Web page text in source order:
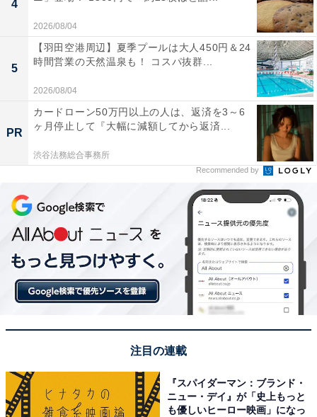
4
2026/08/04
5
【羽田空港周辺】夏季プールは大人450円＆24
時間営業の天然温泉も！ コスパ抜群...
2026/08/04
PR
カードローン50万円以上の人は、返済を3～6
ヶ月停止して『大幅に減額してから返済...
渋谷法務総合事務所
Recommended by
注目の連載
『スパイダーマン：ブランド・
ニュー・デイ』が「史上もっと
も優しいヒーロー映画」になっ